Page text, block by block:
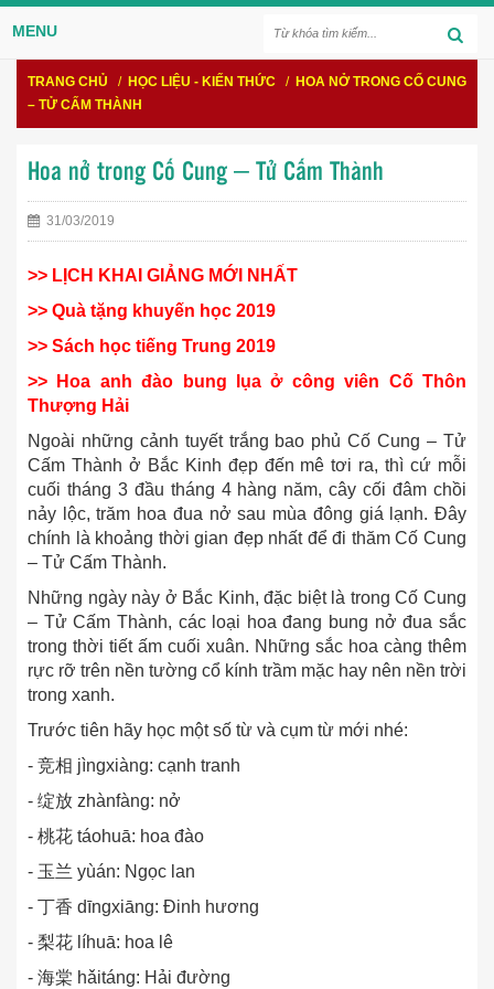
MENU
TRANG CHỦ / HỌC LIỆU - KIẾN THỨC / HOA NỞ TRONG CỐ CUNG
– TỬ CẤM THÀNH
Hoa nở trong Cố Cung – Tử Cấm Thành
31/03/2019
>> LỊCH KHAI GIẢNG MỚI NHẤT
>> Quà tặng khuyến học 2019
>> Sách học tiếng Trung 2019
>> Hoa anh đào bung lụa ở công viên Cố Thôn
Thượng Hải
Ngoài những cảnh tuyết trắng bao phủ Cố Cung – Tử
Cấm Thành ở Bắc Kinh đẹp đến mê tơi ra, thì cứ mỗi
cuối tháng 3 đầu tháng 4 hàng năm, cây cối đâm chồi
nảy lộc, trăm hoa đua nở sau mùa đông giá lạnh. Đây
chính là khoảng thời gian đẹp nhất để đi thăm Cố Cung
– Tử Cấm Thành.
Những ngày này ở Bắc Kinh, đặc biệt là trong Cố Cung
– Tử Cấm Thành, các loại hoa đang bung nở đua sắc
trong thời tiết ấm cuối xuân. Những sắc hoa càng thêm
rực rỡ trên nền tường cổ kính trầm mặc hay nên nền trời
trong xanh.
Trước tiên hãy học một số từ và cụm từ mới nhé:
- 竞相 jìngxiàng: cạnh tranh
- 绽放 zhànfàng: nở
- 桃花 táohuā: hoa đào
- 玉兰 yùán: Ngọc lan
- 丁香 dīngxiāng: Đinh hương
- 梨花 líhuā: hoa lê
- 海棠 hǎitáng: Hải đường